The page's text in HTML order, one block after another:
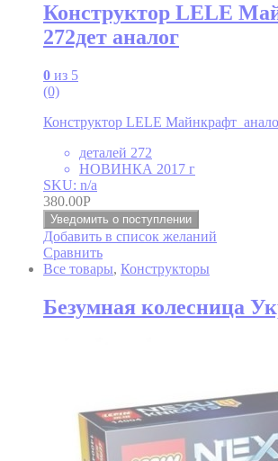
Конструктор LELE
272дет аналог
0 из 5
(0)
Конструктор LELE Майнкрафт
деталей 272
НОВИНКА 2017 г
SKU: n/a
380.00Р
Уведомить о поступлении
Добавить в список желаний
Сравнить
Все товары, Конструкторы
Безумная колесница